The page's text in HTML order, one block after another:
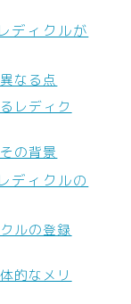
ディクルが
なる点
レディク
の背景
ディクルの
ルの登録
的なメリ